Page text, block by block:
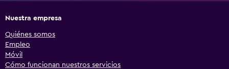
Nuestra empresa
Quiénes somos
Empleo
Móvil
Cómo funcionan nuestros servicios